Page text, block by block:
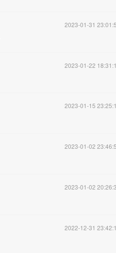
2023-01-31
2023-01-22
2023-01-15
2023-01-02
2023-01-02
2022-12-31